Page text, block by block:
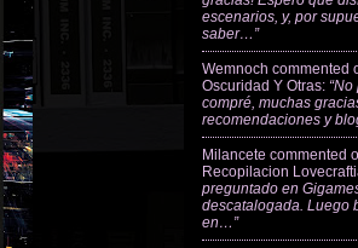
escenarios, y, por
saber…”
Wemnoch commented
Oscuridad Y Otras:
compré, muchas
recomendaciones y
Milancete commented
Recopilacion
preguntado en
descatalogada. Luego
en…”